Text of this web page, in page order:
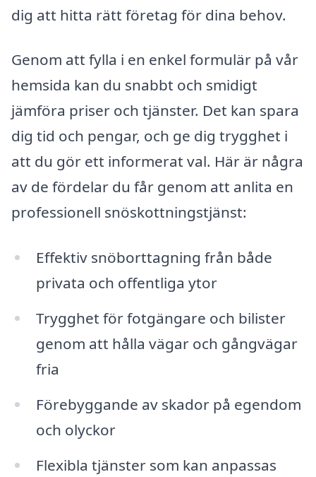
dig att hitta rätt företag för dina behov.
Genom att fylla i en enkel formulär på vår
hemsida kan du snabbt och smidigt
jämföra priser och tjänster. Det kan spara
dig tid och pengar, och ge dig trygghet i
att du gör ett informerat val. Här är några
av de fördelar du får genom att anlita en
professionell snöskottningstjänst:
Effektiv snöborttagning från både
privata och offentliga ytor
Trygghet för fotgängare och bilister
genom att hålla vägar och gångvägar
fria
Förebyggande av skador på egendom
och olyckor
Flexibla tjänster som kan anpassas